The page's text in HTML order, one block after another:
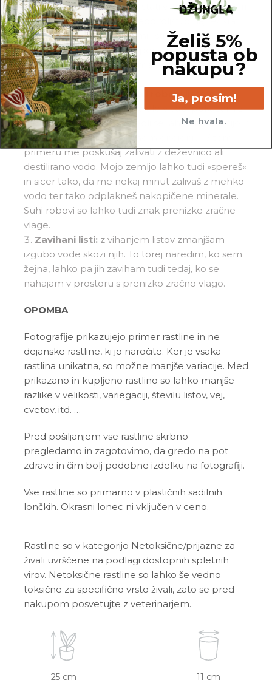
vlažno zemljo, ne maram stati v vodi ali premokri
zemlji in ti bom svoje nezadovoljstvo največkrat
pokazala ravno z rumenimi listi. V tem primeru
preveri moje korenine in poreži vse nagnite dele
ter me presadi v popolnima svežo in zračno
zemljo.
Suhe listne konice in/ali robovi listov:
občutljivost na soli in minerale v vodi pokažem z
rjavimi listnimi konicami. Soli se lahko nakopičijo v
zemlji tudi ob prekomernem gnojenju. V tem
primeru me poskušaj zalivati z deževnico ali
destilirano vodo. Mojo zemljo lahko tudi »spereš«
in sicer tako, da me nekaj minut zalivaš z mehko
vodo ter tako odplakneš nakopičene minerale.
Suhi robovi so lahko tudi znak prenizke zračne
vlage.
Zavihani listi: z vihanjem listov zmanjšam
izgubo vode skozi njih. To torej naredim, ko sem
žejna, lahko pa jih zaviham tudi tedaj, ko se
nahajam v prostoru s prenizko zračno vlago.
OPOMBA
Fotografije prikazujejo primer rastline in ne
dejanske rastline, ki jo naročite. Ker je vsaka
rastlina unikatna, so možne manjše variacije. Med
prikazano in kupljeno rastlino so lahko manjše
razlike v velikosti, variegaciji, številu listov, vej,
cvetov, itd. …
Pred pošiljanjem vse rastline skrbno
pregledamo in zagotovimo, da gredo na pot
zdrave in čim bolj podobne izdelku na fotografiji.
Vse rastline so primarno v plastičnih sadilnih
lončkih. Okrasni lonec ni vključen v ceno.
Rastline so v kategorijo Netoksične/prijazne za
živali uvrščene na podlagi dostopnih spletnih
virov. Netoksične rastline so lahko še vedno
toksične za specifično vrsto živali, zato se pred
nakupom posvetujte z veterinarjem.
25 cm 11 cm
Želiš 5%
popusta ob
nakupu?
Ja, prosim!
Ne hvala.